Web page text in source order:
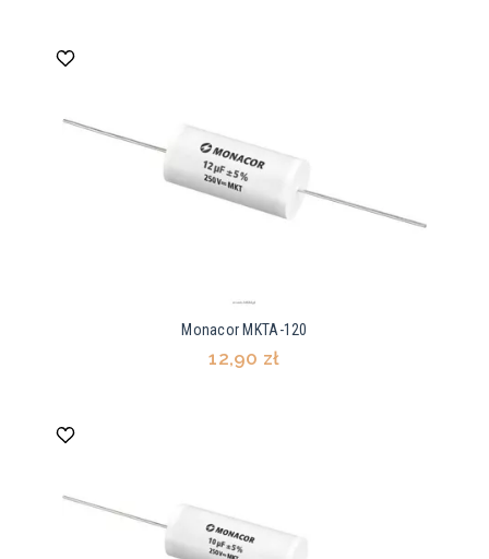
Monacor MKTA-120
12,90 zł